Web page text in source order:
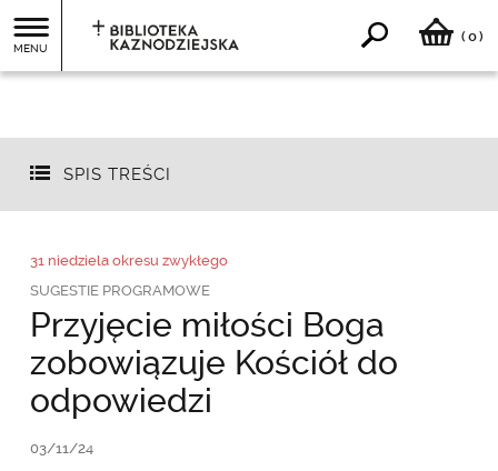
MENU
( 0)
SPIS TREŚCI
31 niedziela okresu zwykłego
SUGESTIE PROGRAMOWE
Przyjęcie miłości Boga
zobowiązuje Kościół do
odpowiedzi
03/11/24